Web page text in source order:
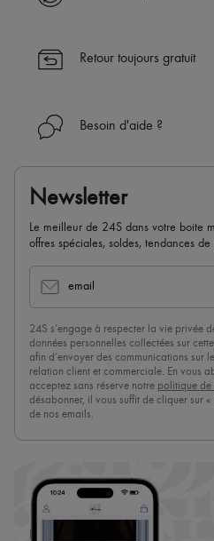
Retour toujours gratuit
Besoin d'aide ?
Newsletter
Le meilleur de 24S dans votre boite
offres spéciales, soldes, tendances de
email
24S s’engage à respecter la vie privée
données personnelles collectées sur
afin d’envoyer des communications sur
relation client et commerciale. En vous
acceptez sans réserve notre politique
désabonner, il vous suffit de cliquer sur
de nos emails.